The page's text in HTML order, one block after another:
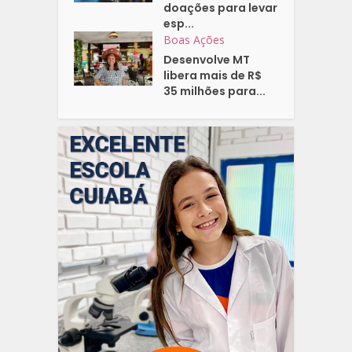
doações para levar
esp...
Boas Ações
Desenvolve MT
libera mais de R$
35 milhões para...